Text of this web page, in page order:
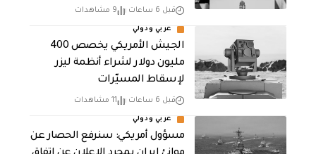
قبل 6 ساعات 9 مشاهدات
عربي ودولي
الجيش الأمريكي يخصص 400
مليون دولار لشراء أنظمة ليزر
لإسقاط المسيّرات
قبل 6 ساعات 11 مشاهدات
عربي ودولي
مسؤول أمريكي: سنرفع الحصار عن